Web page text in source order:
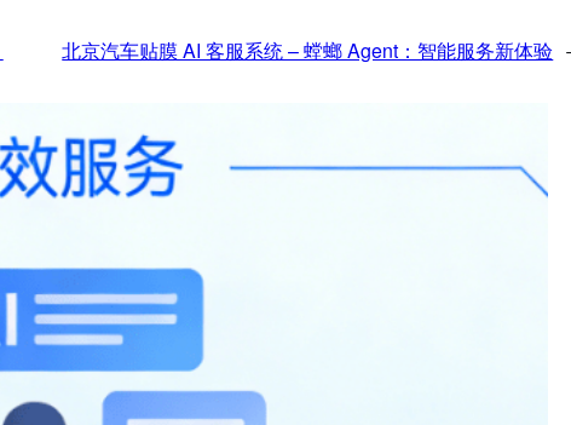
北京汽车贴膜 AI 客服系统 – 螳螂 Agent：智能服务新体验